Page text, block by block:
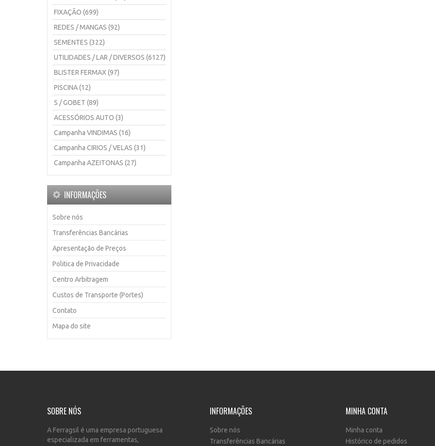
FIXAÇÃO (699)
REDES / MANGAS (92)
SEMENTES (322)
UTILIDADES / LAR / DIVERSOS (6127)
BLISTER FERMAX (97)
PISCINA (12)
S / GOBET (89)
ACESSÓRIOS AUTO (3)
Campanha VINDIMAS (16)
Campanha CIRIOS / VELAS (31)
Campanha AZEITONAS (27)
INFORMAÇÕES
Sobre nós
Transferências Bancárias
Apresentação de Preços
Politica de Privacidade
Centro Arbitragem
Custos de Transporte (Portes)
Contato
Mapa do site
SOBRE NÓS
A Ferragsil é uma empresa portuguesa
especializada em ferramentas,
INFORMAÇÕES
Sobre nós
Transferências Bancárias
MINHA CONTA
Minha conta
Histórico de pedidos